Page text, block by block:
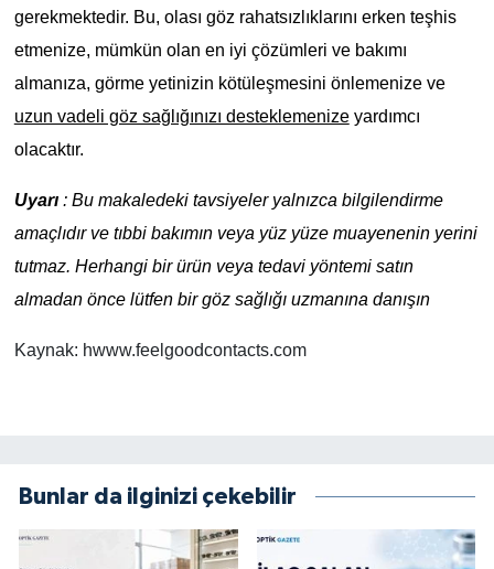
gerekmektedir. Bu, olası göz rahatsızlıklarını erken teşhis
etmenize, mümkün olan en iyi çözümleri ve bakımı
almanıza, görme yetinizin kötüleşmesini önlemenize ve
uzun vadeli göz sağlığınızı desteklemenizeyardımcı
olacaktır.
Uyarı: Bu makaledeki tavsiyeler yalnızca bilgilendirme
amaçlıdır ve tıbbi bakımın veya yüz yüze muayenenin yerini
tutmaz. Herhangi bir ürün veya tedavi yöntemi satın
almadan önce lütfen bir göz sağlığı uzmanına danışın
Kaynak: hwww.feelgoodcontacts.com
Bunlar da ilginizi çekebilir